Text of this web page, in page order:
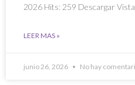
2026 Hits: 259 Descargar
LEER MAS »
junio 26, 2026 No hay